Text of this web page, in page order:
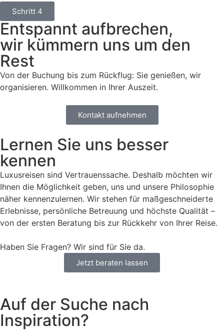
Schritt 4
Entspannt aufbrechen,
wir kümmern uns um den
Rest
Von der Buchung bis zum Rückflug: Sie genießen, wir
organisieren. Willkommen in Ihrer Auszeit.
Kontakt aufnehmen
Lernen Sie uns besser
kennen
Luxusreisen sind Vertrauenssache. Deshalb möchten wir
Ihnen die Möglichkeit geben, uns und unsere Philosophie
näher kennenzulernen. Wir stehen für maßgeschneiderte
Erlebnisse, persönliche Betreuung und höchste Qualität –
von der ersten Beratung bis zur Rückkehr von Ihrer Reise.
Haben Sie Fragen? Wir sind für Sie da.
Jetzt beraten lassen
Auf der Suche nach
Inspiration?